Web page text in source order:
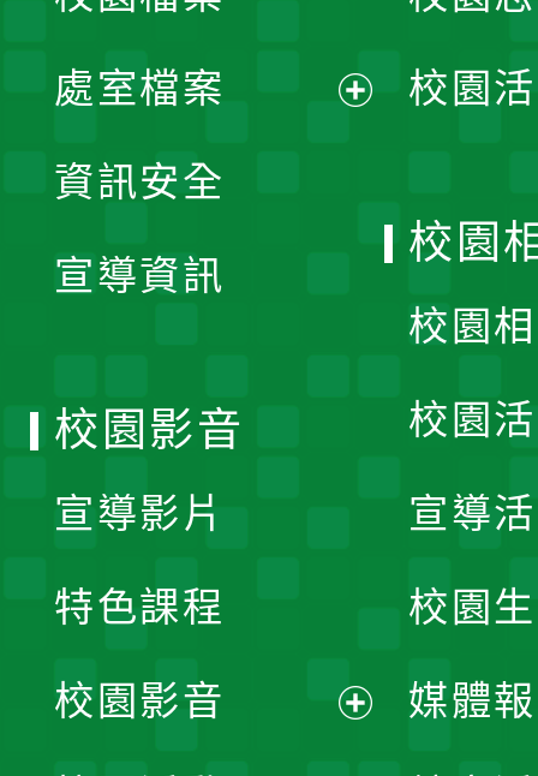
單
處室檔案
資訊安全
宣導資訊
校園
校園
校園
校園
宣導
校園
媒體
校園影音
宣導影片
特色課程
校園影音